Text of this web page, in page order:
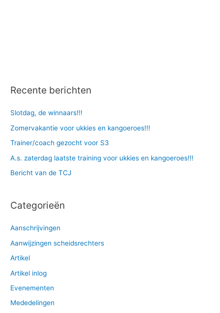
Recente berichten
Slotdag, de winnaars!!!
Zomervakantie voor ukkies en kangoeroes!!!
Trainer/coach gezocht voor S3
A.s. zaterdag laatste training voor ukkies en kangoeroes!!!
Bericht van de TCJ
Categorieën
Aanschrijvingen
Aanwijzingen scheidsrechters
Artikel
Artikel inlog
Evenementen
Mededelingen